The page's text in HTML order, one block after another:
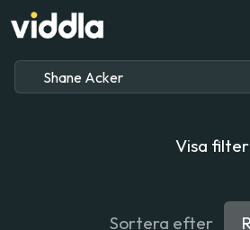
Visa filter
Sortera efter